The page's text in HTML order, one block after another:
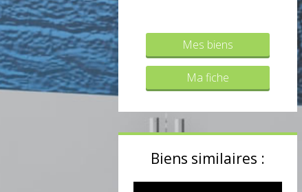
Mes biens
Ma fiche
Biens similaires :